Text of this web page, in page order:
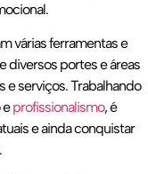
várias ferramentas e
diversos portes e áreas
serviços. Trabalhando
eprofissionalismo, é
e ainda conquistar